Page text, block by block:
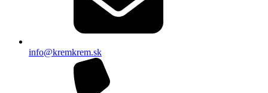
info@kremkrem.sk